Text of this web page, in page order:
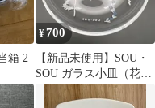
箱 2
¥700
【新品未使用】SOU・
SOU ガラス小皿（花そ
すう）